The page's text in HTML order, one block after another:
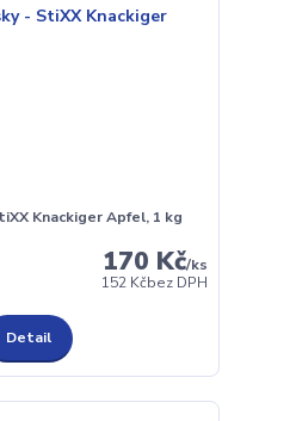
Knackiger Apfel, 1 kg
170 Kč/ks
152 Kčbez DPH
Detail